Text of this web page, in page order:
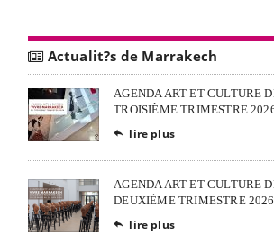
Actualit?s de Marrakech
AGENDA ART ET CULTURE
TROISIÈME TRIMESTRE
 lire plus
AGENDA ART ET CULTURE
DEUXIÈME TRIMESTRE 2026
 lire plus